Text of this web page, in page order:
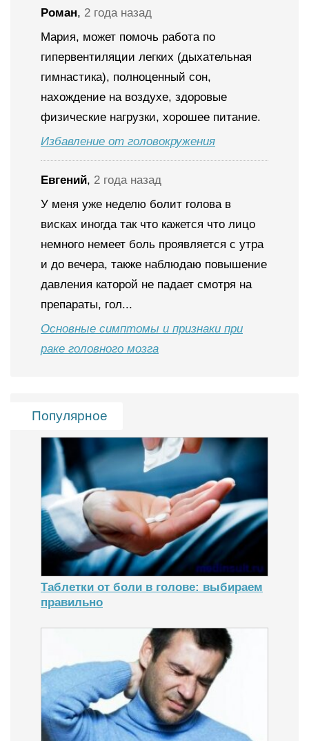
Роман, 2 года назад
Мария, может помочь работа по
гипервентиляции легких (дыхательная
гимнастика), полноценный сон,
нахождение на воздухе, здоровые
физические нагрузки, хорошее питание.
Избавление от головокружения
Евгений, 2 года назад
У меня уже неделю болит голова в
висках иногда так что кажется что лицо
немного немеет боль проявляется с утра
и до вечера, также наблюдаю повышение
давления каторой не падает смотря на
препараты, гол...
Основные симптомы и признаки при
раке головного мозга
Популярное
Таблетки от боли в голове: выбираем
правильно